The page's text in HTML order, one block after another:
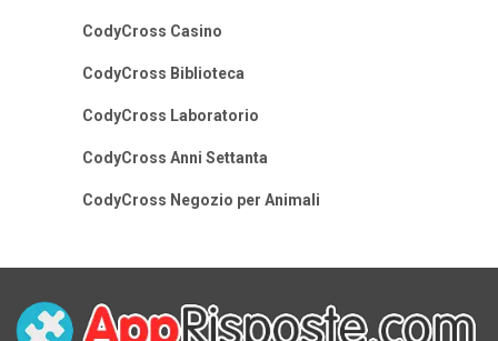
CodyCross Casino
CodyCross Biblioteca
CodyCross Laboratorio
CodyCross Anni Settanta
CodyCross Negozio per Animali